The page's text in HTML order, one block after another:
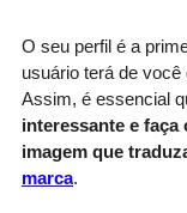
O seu perfil é a
usuário terá de
Assim, é essencial
interessante e faça
imagem que
marca.